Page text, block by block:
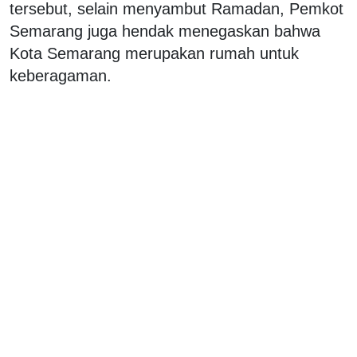
tersebut, selain menyambut Ramadan, Pemkot
Semarang juga hendak menegaskan bahwa
Kota Semarang merupakan rumah untuk
keberagaman.